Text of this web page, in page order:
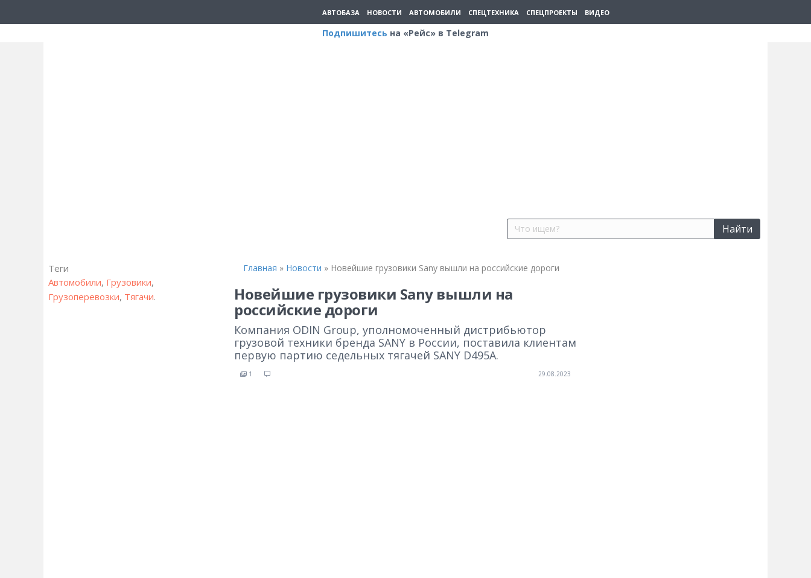
АВТОБАЗА НОВОСТИ АВТОМОБИЛИ СПЕЦТЕХНИКА СПЕЦПРОЕКТЫ ВИДЕО
Подпишитесь на «Рейс» в Telegram
Найти
Теги
Автомобили, Грузовики,
Грузоперевозки, Тягачи.
Главная » Новости » Новейшие грузовики Sany вышли на российские дороги
Новейшие грузовики Sany вышли на
российские дороги
Компания ODIN Group, уполномоченный дистрибьютор
грузовой техники бренда SANY в России, поставила клиентам
первую партию седельных тягачей SANY D495A.
1 29.08.2023